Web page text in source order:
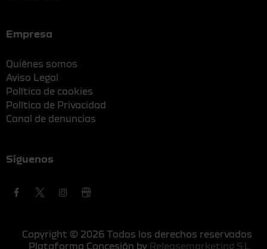
Empresa
Quiénes somos
Aviso Legal
Política de cookies
Política de Privacidad
Canal de denuncias
Síguenos
Copyright © 2026 Todos los derechos reservados
Plataforma Concesión by Releasemarketing S.L.